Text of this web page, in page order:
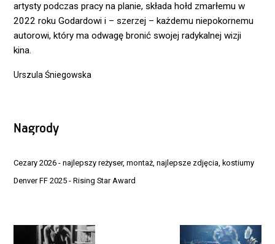
artysty podczas pracy na planie, składa hołd zmarłemu w
2022 roku Godardowi i – szerzej – każdemu niepokornemu
autorowi, który ma odwagę bronić swojej radykalnej wizji
kina.
Urszula Śniegowska
Nagrody
Cezary 2026 - najlepszy reżyser, montaż, najlepsze zdjęcia, kostiumy
Denver FF 2025 - Rising Star Award